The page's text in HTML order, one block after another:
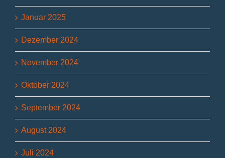
Januar 2025
Dezember 2024
November 2024
Oktober 2024
September 2024
August 2024
Juli 2024